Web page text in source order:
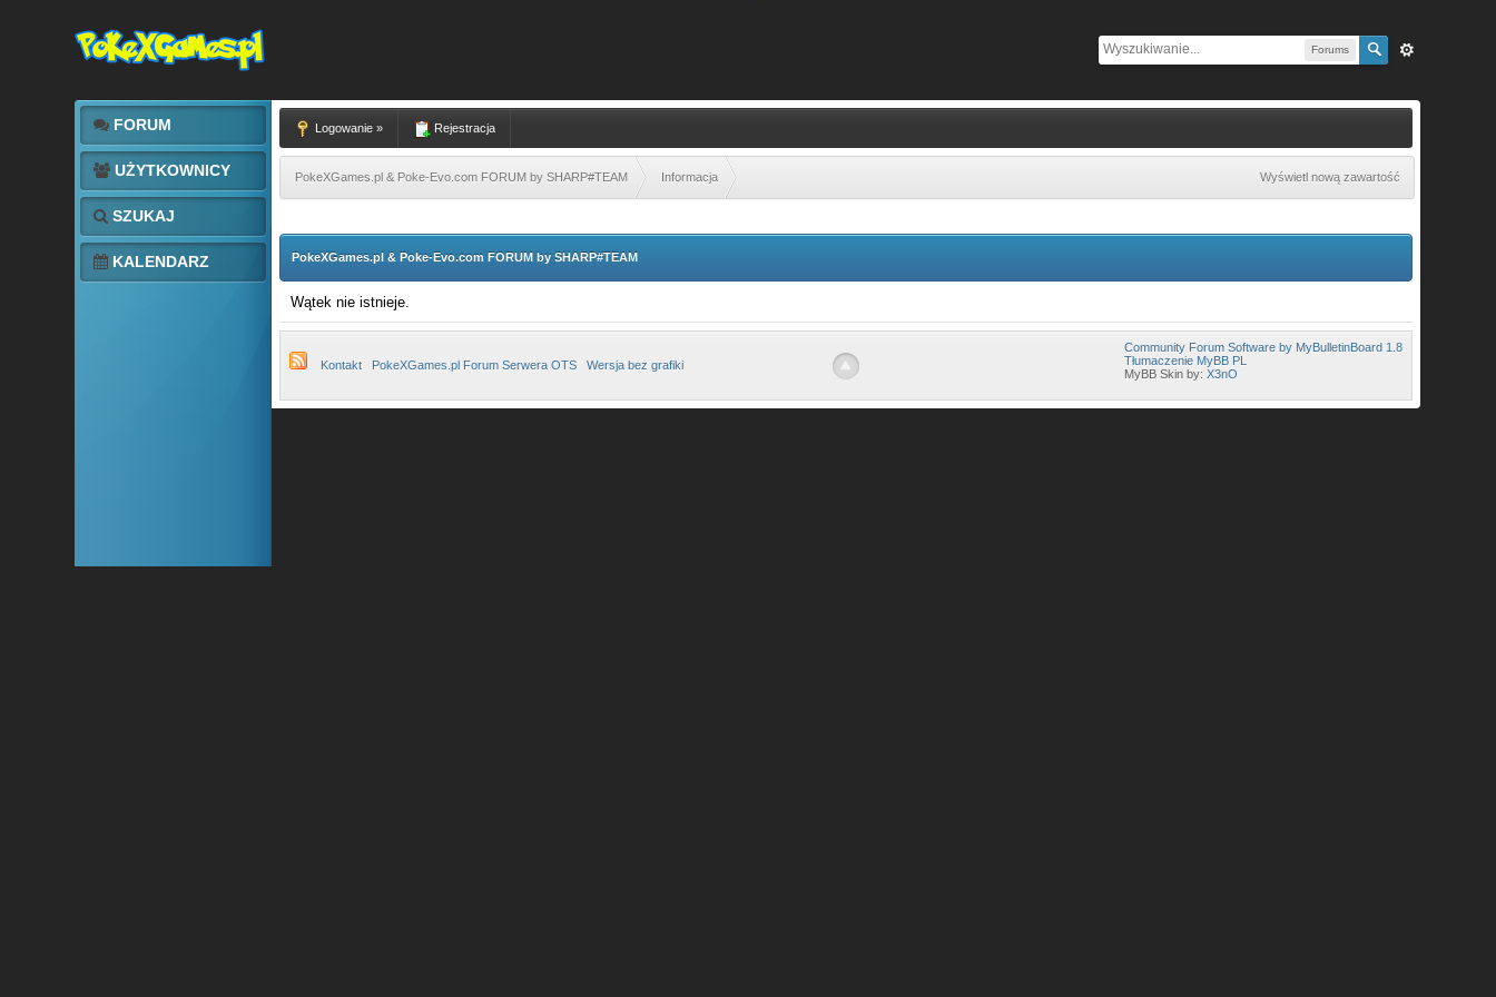
Forums
FORUM
UŻYTKOWNICY
SZUKAJ
KALENDARZ
Logowanie » Rejestracja
PokeXGames.pl & Poke-Evo.com FORUM by SHARP#TEAM Informacja Wyświetl nową zawartość
PokeXGames.pl & Poke-Evo.com FORUM by SHARP#TEAM
Wątek nie istnieje.
Kontakt PokeXGames.pl Forum Serwera OTS Wersja bez grafiki
Community Forum Software by MyBulletinBoard 1.8
Tłumaczenie MyBB PL
MyBB Skin by:X3nO